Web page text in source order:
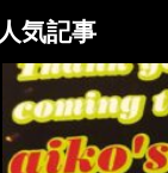
人気記事